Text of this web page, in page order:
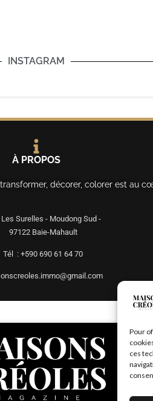
Pour
ces
INSTAGRAM
À PROPOS
décorer, colorer est au
Surelles - Moudong Sud -
97122 Baie-Mahault
Tél : +590 690 61 64 70